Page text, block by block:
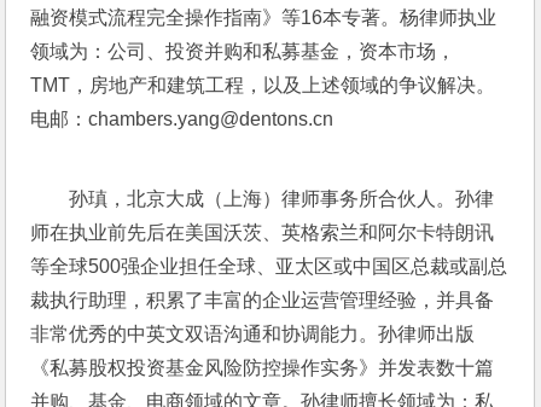
融资模式流程完全操作指南》等16本专著。杨律师执业
领域为：公司、投资并购和私募基金，资本市场，
TMT，房地产和建筑工程，以及上述领域的争议解决。
电邮：chambers.yang@dentons.cn
孙瑱，北京大成（上海）律师事务所合伙人。孙律
师在执业前先后在美国沃茨、英格索兰和阿尔卡特朗讯
等全球500强企业担任全球、亚太区或中国区总裁或副总
裁执行助理，积累了丰富的企业运营管理经验，并具备
非常优秀的中英文双语沟通和协调能力。孙律师出版
《私募股权投资基金风险防控操作实务》并发表数十篇
并购、基金、电商领域的文章。孙律师擅长领域为：私